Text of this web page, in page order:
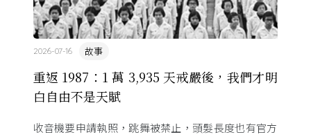
重返 1987：1 萬 3,935 天戒嚴後，我們才明
白自由不是天賦
故事
2026-07-16
收音機要申請執照，跳舞被禁止，頭髮長度也有官方